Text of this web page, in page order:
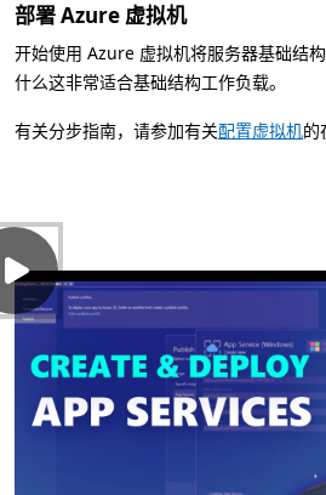
部署 Azure 虚拟机
开始使用 Azure 虚拟机将服务器基础结
什么这非常适合基础结构工作负载。
有关分步指南，请参加有关配置虚拟机的